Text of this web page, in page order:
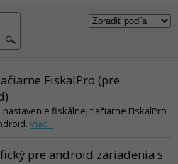
FiskalPro (pre
fiskálnej tlačiarne FiskalPro
Viac...
pre android zariadenia s